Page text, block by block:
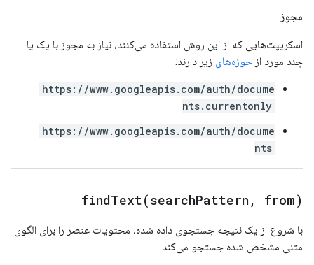
مجوز
اسکریپت‌هایی که از این روش استفاده می‌کنند، نیاز به مجوز با یک یا
چند مورد از حوزه‌های زیر دارند:
https://www.googleapis.com/auth/docume
nts.currentonly
https://www.googleapis.com/auth/docume
nts
findText(searchPattern , from)
با شروع از یک نتیجه جستجوی داده شده، محتویات عنصر را برای الگوی
متنی مشخص شده جستجو می‌کند.